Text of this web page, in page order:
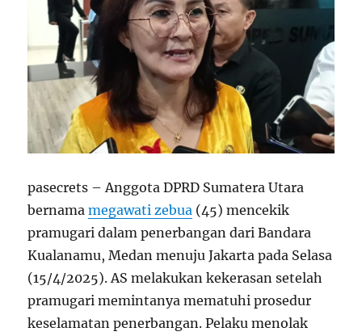
pasecrets – Anggota DPRD Sumatera Utara
bernamamegawati zebua (45) mencekik
pramugari dalam penerbangan dari Bandara
Kualanamu, Medan menuju Jakarta pada Selasa
(15/4/2025). AS melakukan kekerasan setelah
pramugari memintanya mematuhi prosedur
keselamatan penerbangan. Pelaku menolak